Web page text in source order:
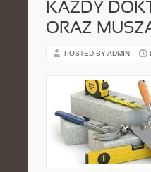
KAŻDY
ORAZ
POSTED BY ADMIN